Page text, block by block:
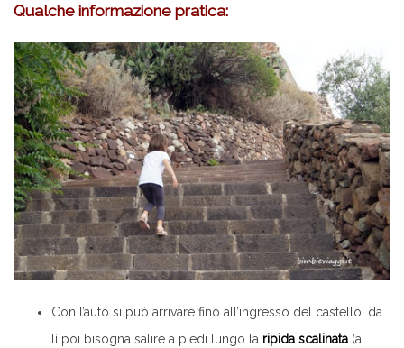
Qualche informazione pratica:
Con l’auto si può arrivare fino all’ingresso del castello; da
lì poi bisogna salire a piedi lungo la ripida scalinata (a